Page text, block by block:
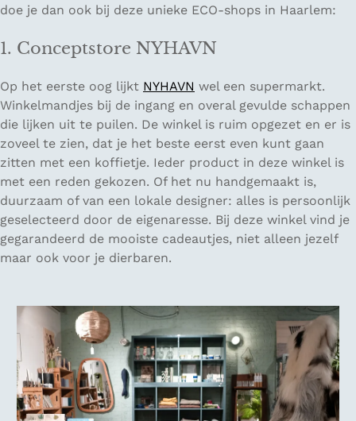
doe je dan ook bij deze unieke ECO-shops in Haarlem:
1. Conceptstore NYHAVN
Op het eerste oog lijkt NYHAVN wel een supermarkt.
Winkelmandjes bij de ingang en overal gevulde schappen
die lijken uit te puilen. De winkel is ruim opgezet en er is
zoveel te zien, dat je het beste eerst even kunt gaan
zitten met een koffietje. Ieder product in deze winkel is
met een reden gekozen. Of het nu handgemaakt is,
duurzaam of van een lokale designer: alles is persoonlijk
geselecteerd door de eigenaresse. Bij deze winkel vind je
gegarandeerd de mooiste cadeautjes, niet alleen jezelf
maar ook voor je dierbaren.